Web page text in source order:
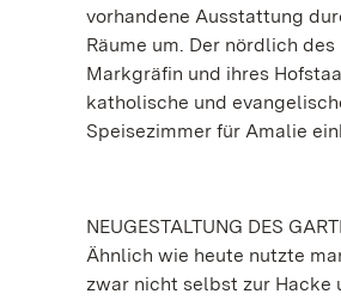
vorhandene Ausstattung
Räume um. Der nördlich
Markgräfin und ihres
katholische und
Speisezimmer für Amalie
NEUGESTALTUNG DES
Ähnlich wie heute nutzte
zwar nicht selbst zur Hacke